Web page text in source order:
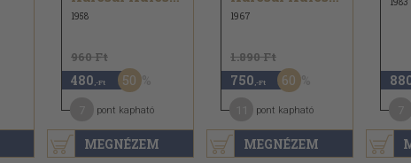
MEGNÉZEM
1958
960 Ft
480 ,-Ft 50
pont kapható
MEGNÉZEM
1967
1.890 Ft
750 ,-Ft 60
pont kapható